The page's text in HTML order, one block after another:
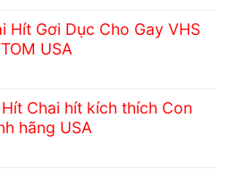
Hít Gơi Dục Cho Gay VHS
USA
Chai hít kích thích Con
hãng USA